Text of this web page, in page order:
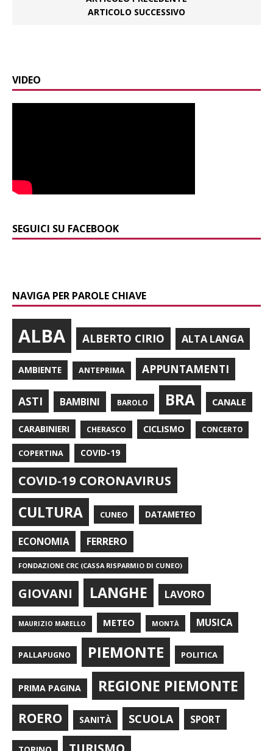
ARTICOLO SUCCESSIVO
VIDEO
SEGUICI SU FACEBOOK
NAVIGA PER PAROLE CHIAVE
ALBA ALBERTO CIRIO ALTA LANGA
AMBIENTE ANTEPRIMA APPUNTAMENTI
ASTI BAMBINI BAROLO BRA CANALE
CARABINIERI CHERASCO CICLISMO CONCERTO
COPERTINA COVID-19
COVID-19 CORONAVIRUS
CULTURA CUNEO DATAMETEO
ECONOMIA FERRERO
FONDAZIONE CRC (CASSA RISPARMIO DI CUNEO)
GIOVANI LANGHE LAVORO
MAURIZIO MARELLO METEO MONTÀ MUSICA
PALLAPUGNO PIEMONTE POLITICA
PRIMA PAGINA REGIONE PIEMONTE
ROERO SANITÀ SCUOLA SPORT